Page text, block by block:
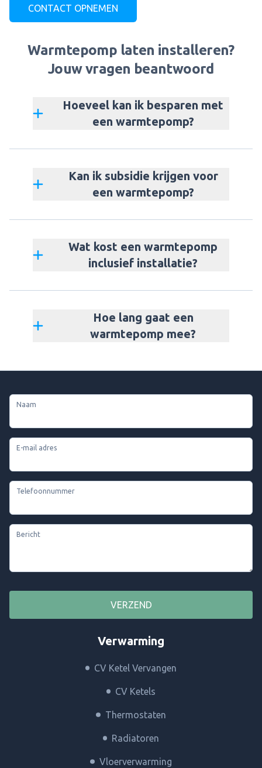
CONTACT OPNEMEN
Warmtepomp laten installeren?
Jouw vragen beantwoord
Hoeveel kan ik besparen met
een warmtepomp?
Kan ik subsidie krijgen voor
een warmtepomp?
Wat kost een warmtepomp
inclusief installatie?
Hoe lang gaat een
warmtepomp mee?
Verwarming
CV Ketel Vervangen
CV Ketels
Thermostaten
Radiatoren
Vloerverwarming
Naam
E-mail adres
Telefoonnummer
Bericht
VERZEND